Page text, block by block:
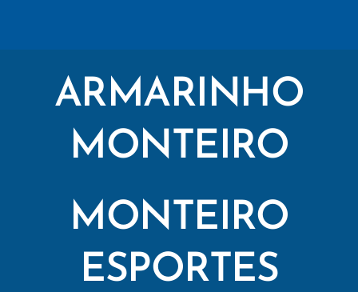
ARMARINHO
MONTEIRO
MONTEIRO
ESPORTES